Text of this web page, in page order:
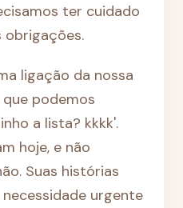
ter cuidado
obrigações.
ligação da nossa
podemos
a lista? kkkk'.
hoje, e não
Suas histórias
urgente